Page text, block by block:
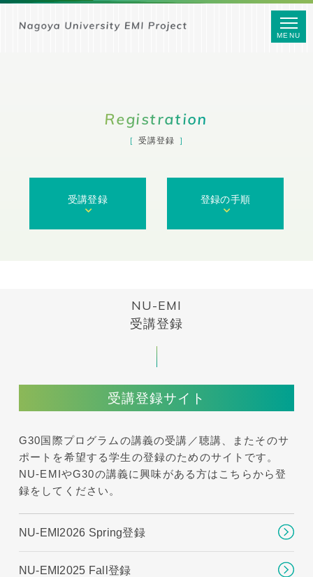
Registration
受講登録
受講登録 登録の手順
NU-EMI
受講登録
受講登録サイト
G30国際プログラムの講義の受講／聴講、またそのサ
ポートを希望する学生の登録のためのサイトです。
NU-EMIやG30の講義に興味がある方はこちらから登
録をしてください。
NU-EMI2026 Spring登録
NU-EMI2025 Fall登録
MENU